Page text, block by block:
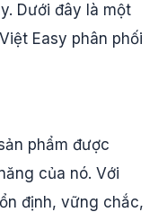
Dưới đây là một
Easy phân phối
phẩm được
của nó. Với
định, vững chắc,